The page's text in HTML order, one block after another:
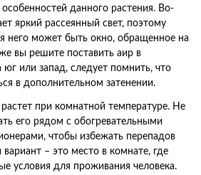
данного растения. Во-
яркий рассеянный свет, поэтому
него может быть окно, обращенное на
вы решите поставить аир в
или запад, следует помнить, что
в дополнительном затенении.
при комнатной температуре. Не
его рядом с обогревательными
чтобы избежать перепадов
– это место в комнате, где
условия для проживания человека.